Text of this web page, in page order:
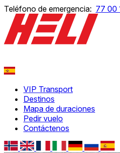
Teléfono de emergencia: 77 00
Norsk
English
Français
Italiano
Deutsch
VIP Transport
Destinos
Mapa de duraciones
Pedir vuelo
Contáctenos